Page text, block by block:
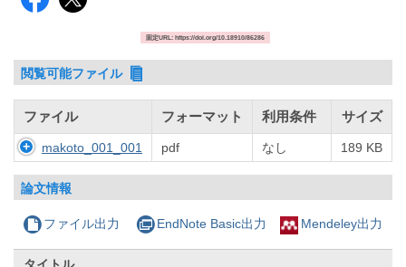
固定URL: https://doi.org/10.18910/86286
閲覧可能ファイル
ファイル フォーマット 利用条件 サイズ
makoto_001_001 pdf なし 189 KB
論文情報
ファイル出力 EndNote Basic出力 Mendeley出力
タイトル